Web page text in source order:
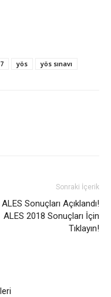
yös yös sınavı
Sonraki İçerik
ALES Sonuçları Açıklandı!
ALES 2018 Sonuçları İçin
Tıklayın!